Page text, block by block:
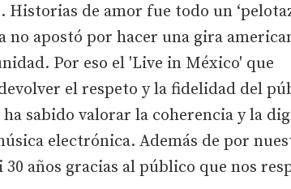
de amor fue todo un
no apostó por hacer una gira
Por eso el 'Live in México' que
el respeto y la fidelidad del
sabido valorar la coherencia y la
electrónica. Además de por
años gracias al público que nos